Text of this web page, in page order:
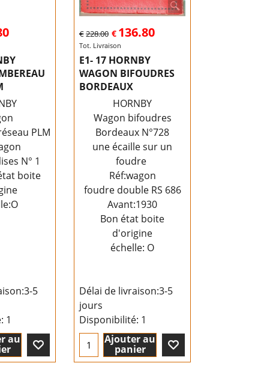
PLM
N° 1
boite
3-5
: 1
au
€228.00 € 136.80
Tot. Livraison
E1- 17 HORNBY
WAGON BIFOUDRES
BORDEAUX
HORNBY
Wagon bifoudres
Bordeaux N°728
une écaille sur un
foudre
Réf:wagon
foudre double RS 686
Avant:1930
Bon état boite
d'origine
échelle: O
Délai de livraison:3-5
jours
Disponibilité: 1
Ajouter au
panier